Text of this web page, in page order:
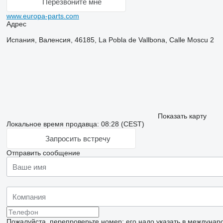
www.europa-parts.com
Адрес
Испания, Валенсия, 46185, La Pobla de Vallbona, Calle Moscu 2
Показать карту
Локальное время продавца: 08:28 (CEST)
Запросить встречу
Отправить сообщение